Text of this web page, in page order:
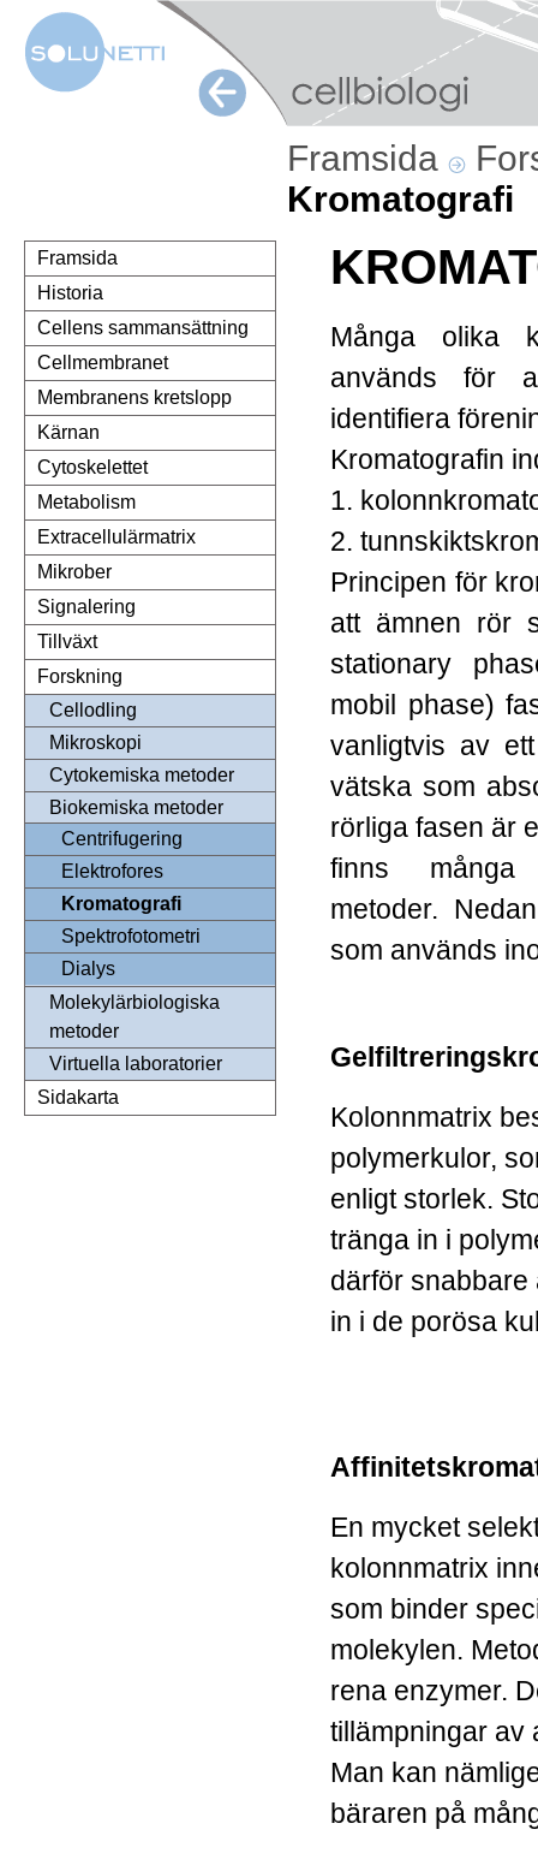
Framsida
Kromatografi
Framsida
Historia
Cellens sammansättning
Cellmembranet
Membranens kretslopp
Kärnan
Cytoskelettet
Metabolism
Extracellulärmatrix
Mikrober
Signalering
Tillväxt
Forskning
Cellodling
Mikroskopi
Cytokemiska metoder
Biokemiska metoder
Centrifugering
Elektrofores
Kromatografi
Spektrofotometri
Dialys
Molekylärbiologiska
metoder
Virtuella laboratorier
Sidakarta
Många olika
används för
identifiera
Kromatografin
1.
2.
Principen för
att ämnen rör
stationary
mobil phase)
vanligtvis av
vätska som
rörliga fasen är
finns många
metoder.
som används
Kolonnmatrix
polymerkulor,
enligt storlek.
tränga in i
därför snabbare
in i de porösa
En mycket
kolonnmatrix
som binder
molekylen.
rena enzymer.
tillämpningar av
Man kan
bäraren på